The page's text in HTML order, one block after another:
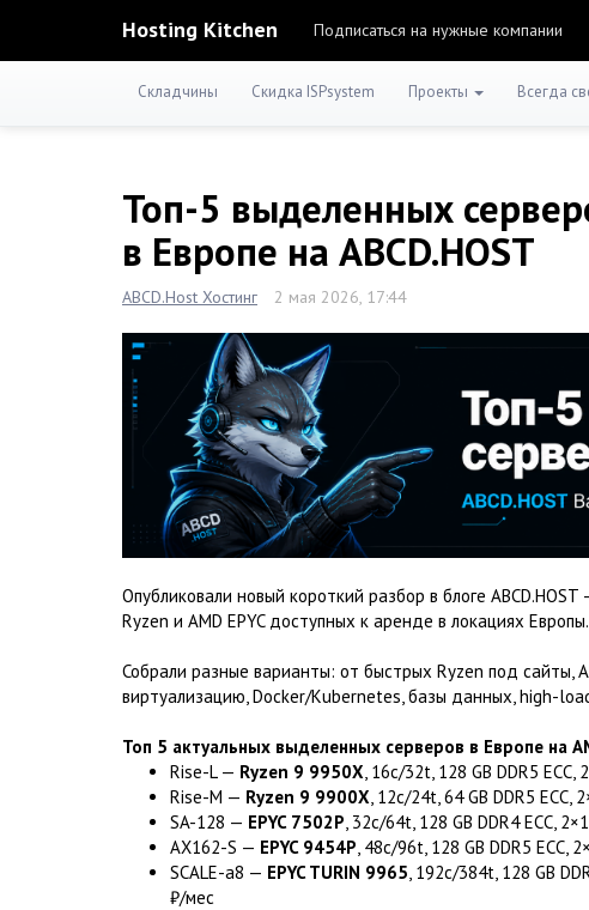
Hosting Kitchen Подписаться на нужные компании
Складчины Скидка ISPsystem Проекты Всегда
Топ-5 выделенных
в Европе на ABCD.HOST
ABCD.Host Хостинг 2 мая 2026, 17:44
Опубликовали новый короткий разбор в блоге
Ryzen и AMD EPYC доступных к аренде в локациях Европы.
Собрали разные варианты: от быстрых Ryzen под сайты,
виртуализацию, Docker/Kubernetes, базы данных, high-
Топ 5 актуальных выделенных серверов в Европе на
Rise-L — Ryzen 9 9950X , 16c/32t, 128 GB DDR5
Rise-M — Ryzen 9 9900X , 12c/24t, 64 GB DDR5
SA-128 — EPYC 7502P , 32c/64t, 128 GB DDR4 ECC,
AX162-S — EPYC 9454P , 48c/96t, 128 GB DDR5
SCALE-a8 — EPYC TURIN 9965 , 192c/384t, 128 GB
₽/мес